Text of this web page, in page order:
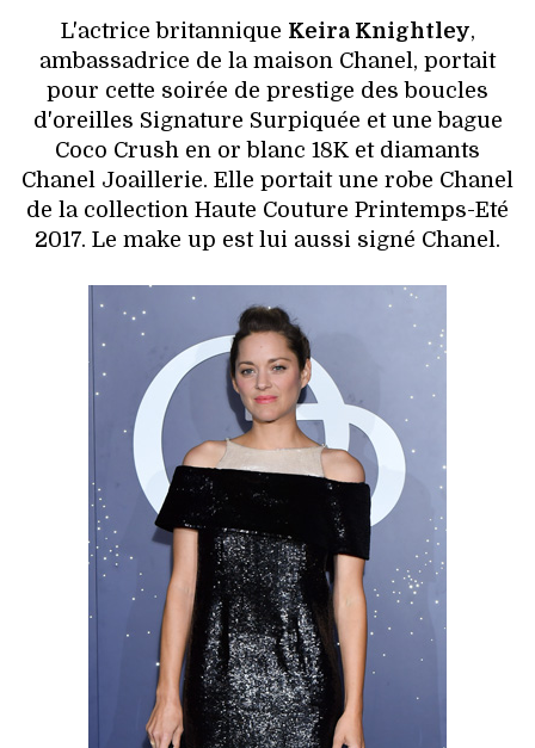
L'actrice britannique Keira Knightley,
ambassadrice de la maison Chanel, portait
pour cette soirée de prestige des boucles
d'oreilles Signature Surpiquée et une bague
Coco Crush en or blanc 18K et diamants
Chanel Joaillerie. Elle portait une robe Chanel
de la collection Haute Couture Printemps-Eté
2017. Le make up est lui aussi signé Chanel.